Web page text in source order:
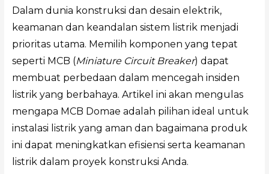
Dalam dunia konstruksi dan desain elektrik,
keamanan dan keandalan sistem listrik menjadi
prioritas utama. Memilih komponen yang tepat
seperti MCB (Miniature Circuit Breaker) dapat
membuat perbedaan dalam mencegah insiden
listrik yang berbahaya. Artikel ini akan mengulas
mengapa MCB Domae adalah pilihan ideal untuk
instalasi listrik yang aman dan bagaimana produk
ini dapat meningkatkan efisiensi serta keamanan
listrik dalam proyek konstruksi Anda.